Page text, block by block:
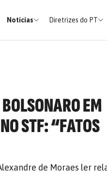
Notícias Diretrizes do PT
EM
STF: “FATOS
de Moraes ler